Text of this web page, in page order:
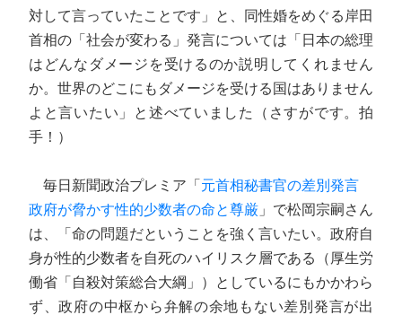
対して言っていたことです」と、同性婚をめぐる岸田
首相の「社会が変わる」発言については「日本の総理
はどんなダメージを受けるのか説明してくれません
か。世界のどこにもダメージを受ける国はありません
よと言いたい」と述べていました（さすがです。拍
手！）
毎日新聞政治プレミア「 元首相秘書官の差別発言
政府が脅かす性的少数者の命と尊厳 」で松岡宗嗣さん
は、「命の問題だということを強く言いたい。政府自
身が性的少数者を自死のハイリスク層である（厚生労
働省「自殺対策総合大綱」）としているにもかかわら
ず、政府の中枢から弁解の余地もない差別発言が出